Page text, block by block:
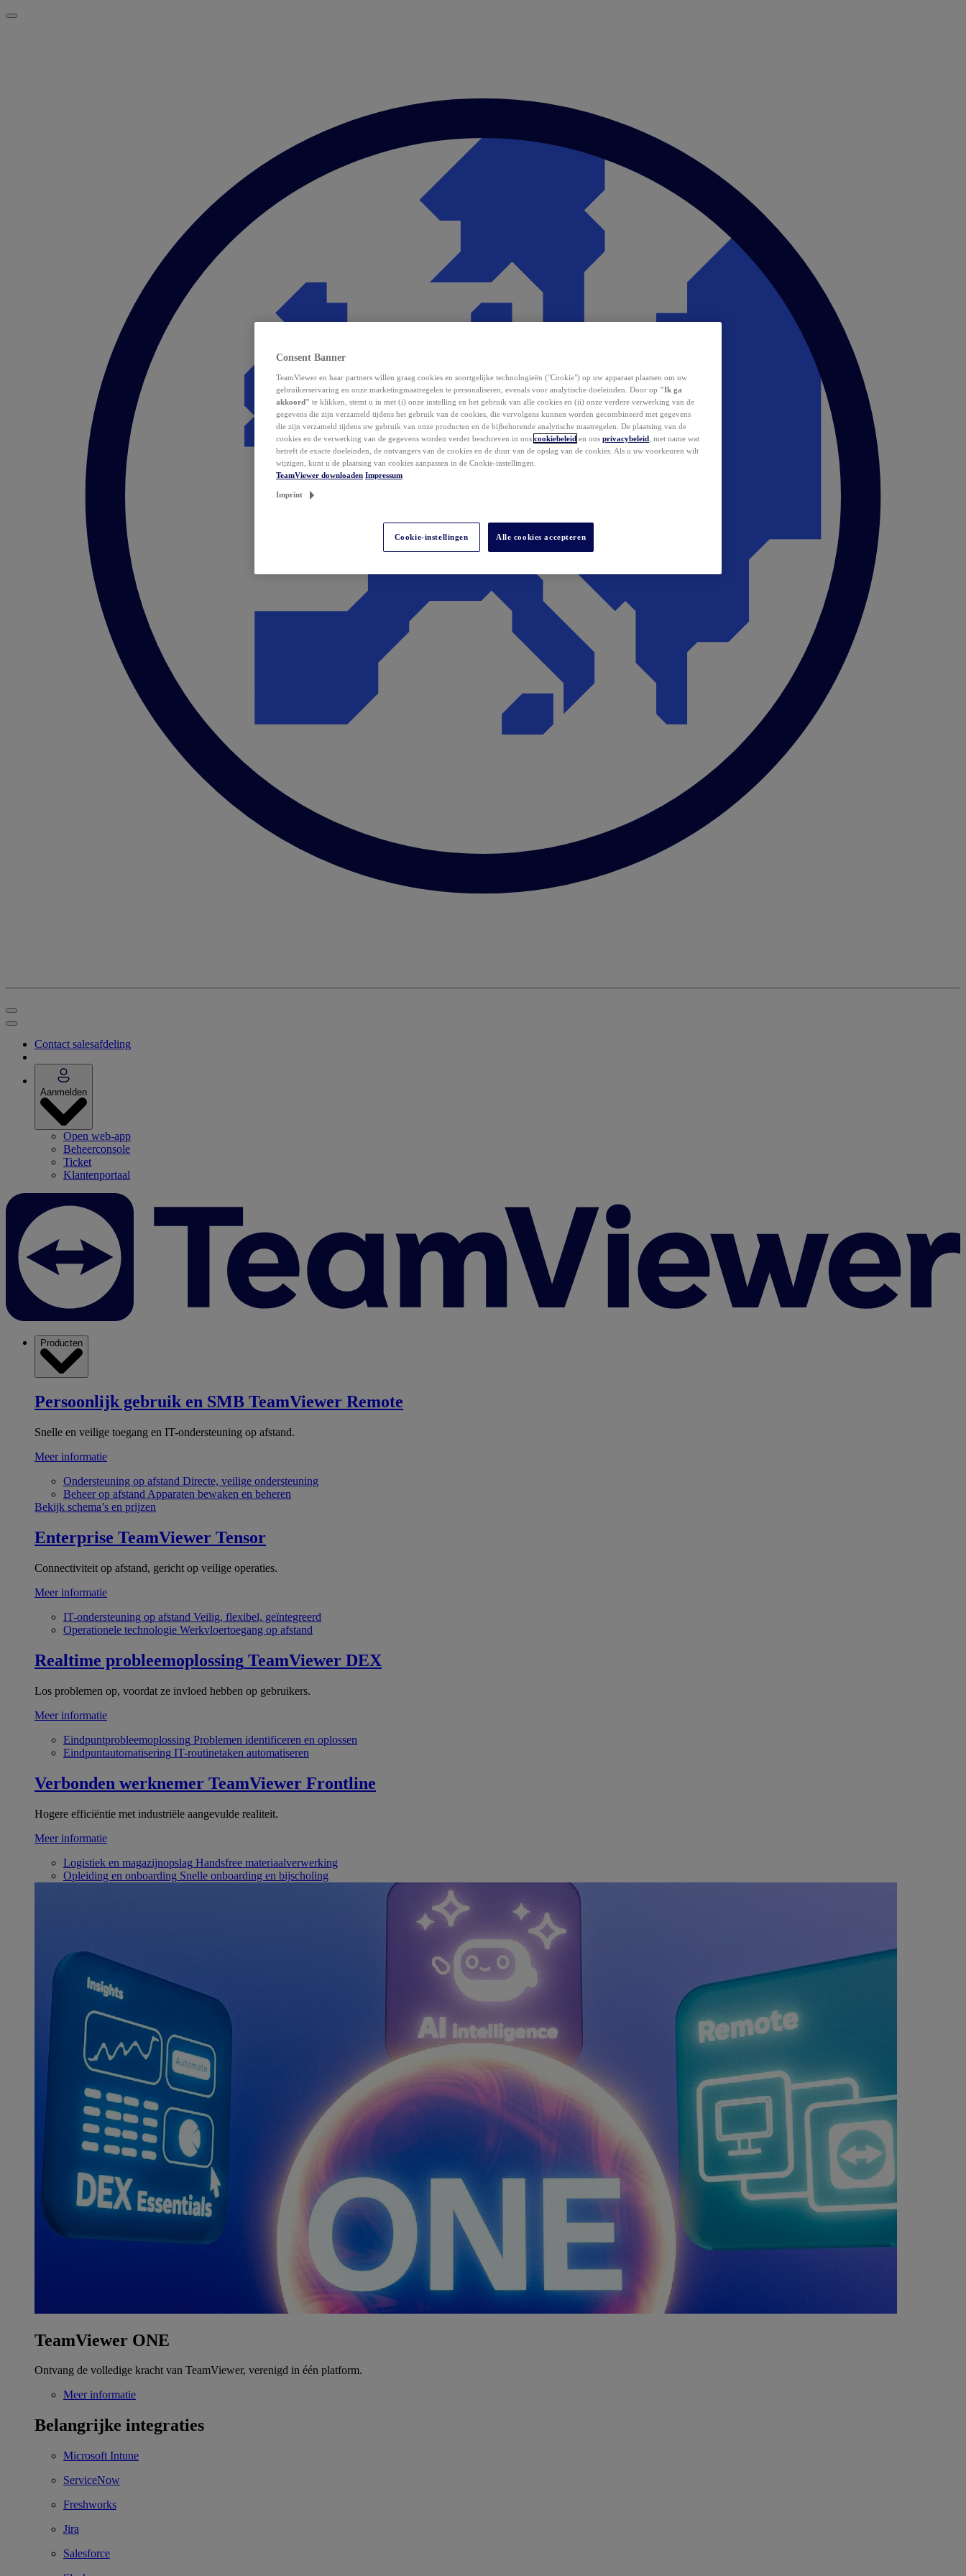
Contact salesafdeling
Aanmelden
Open web-app
Beheerconsole
Ticket
Klantenportaal
Producten
Persoonlijk gebruik en SMB TeamViewer Remote
Snelle en veilige toegang en IT-ondersteuning op afstand.
Meer informatie
Ondersteuning op afstand Directe, veilige ondersteuning
Beheer op afstand Apparaten bewaken en beheren
Bekijk schema’s en prijzen
Enterprise TeamViewer Tensor
Connectiviteit op afstand, gericht op veilige operaties.
Meer informatie
IT-ondersteuning op afstand Veilig, flexibel, geïntegreerd
Operationele technologie Werkvloertoegang op afstand
Realtime probleemoplossing TeamViewer DEX
Los problemen op, voordat ze invloed hebben op gebruikers.
Meer informatie
Eindpuntprobleemoplossing Problemen identificeren en oplossen
Eindpuntautomatisering IT-routinetaken automatiseren
Verbonden werknemer TeamViewer Frontline
Hogere efficiëntie met industriële aangevulde realiteit.
Meer informatie
Logistiek en magazijnopslag Handsfree materiaalverwerking
Opleiding en onboarding Snelle onboarding en bijscholing
TeamViewer ONE
Ontvang de volledige kracht van TeamViewer, verenigd in één platform.
Meer informatie
Belangrijke integraties
Microsoft Intune
ServiceNow
Freshworks
Jira
Salesforce
Consent Banner
TeamViewer en haar partners willen graag cookies en soortgelijke technologieën ("Cookie") op uw apparaat plaatsen om uw
gebruikerservaring en onze marketingmaatregelen te personaliseren, evenals voor analytische doeleinden. Door op "Ik ga
akkoord" te klikken, stemt u in met (i) onze instelling en het gebruik van alle cookies en (ii) onze verdere verwerking van de
gegevens die zijn verzameld tijdens het gebruik van de cookies, die vervolgens kunnen worden gecombineerd met gegevens
die zijn verzameld tijdens uw gebruik van onze producten en de bijbehorende analytische maatregelen. De plaatsing van de
cookies en de verwerking van de gegevens worden verder beschreven in ons cookiebeleid en ons privacybeleid , met name wat
betreft de exacte doeleinden, de ontvangers van de cookies en de duur van de opslag van de cookies. Als u uw voorkeuren wilt
wijzigen, kunt u de plaatsing van cookies aanpassen in de Cookie-instellingen.
TeamViewer downloaden Impressum
Imprint
Cookie-instellingen Alle cookies accepteren